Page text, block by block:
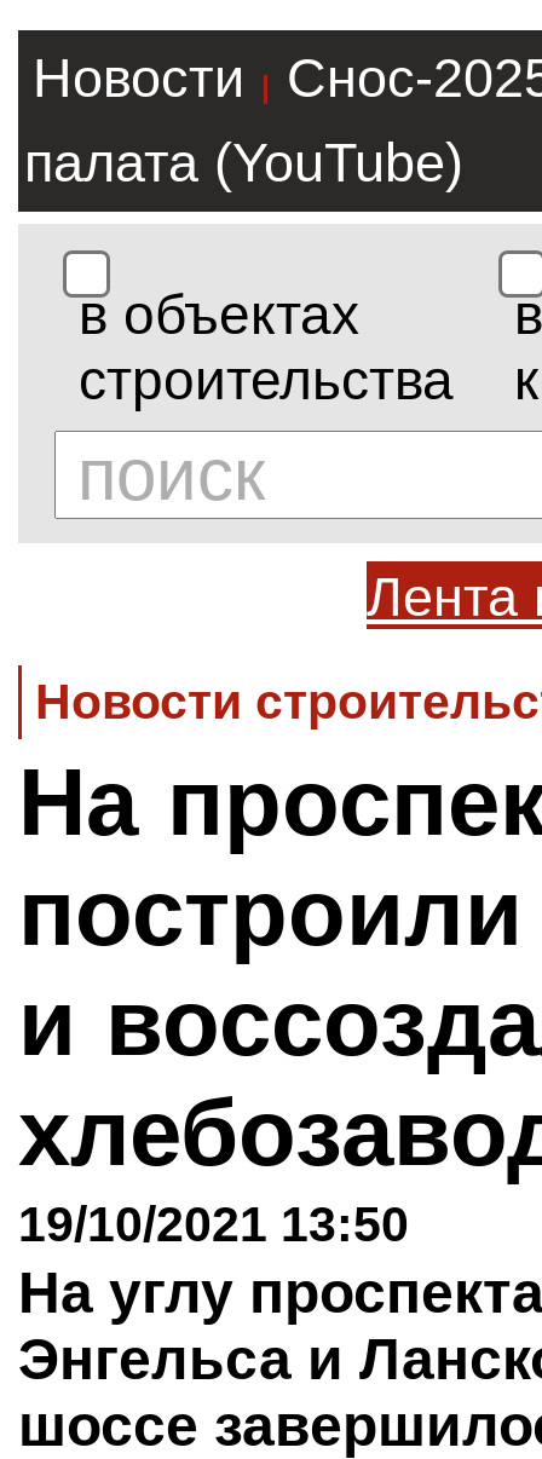
Новости |
Снос-
палата (YouTube)
в объектах
строительства
в
Лента
Новости
На
и
19/10/2021 13:50
На углу
Энгельса и
шоссе